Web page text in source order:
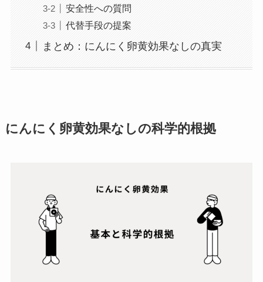
安全性への質問
代替手段の提案
まとめ：にんにく卵黄効果なしの真実
にんにく卵黄効果なしの科学的根拠